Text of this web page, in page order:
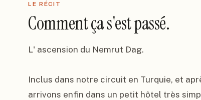
LE RÉCIT
Comment ça s'est passé.
L' ascension du Nemrut Dag.
Inclus dans notre circuit en Turquie, et
arrivons enfin dans un petit hôtel très